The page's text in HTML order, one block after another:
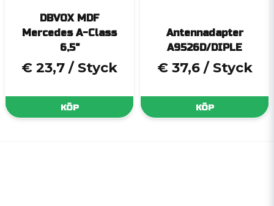
DBVOX MDF
Mercedes A-Class
6,5"
€ 23,7 / Styck
KÖP
Antennadapter
A9526D/DIPLE
€ 37,6 / Styck
KÖP